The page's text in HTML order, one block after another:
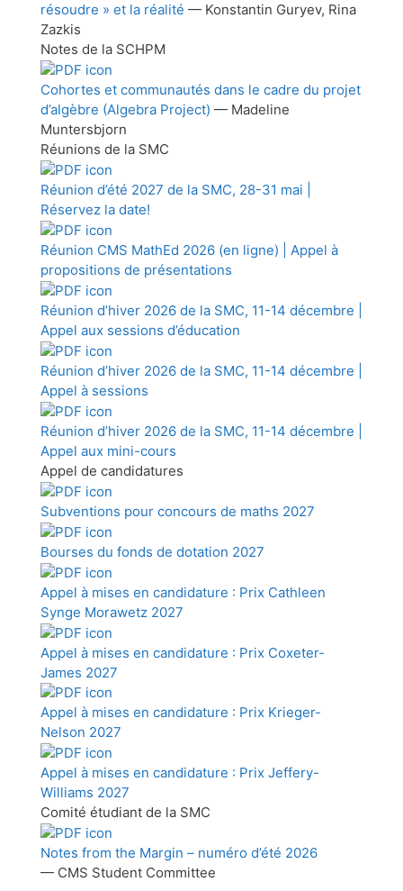
résoudre » et la réalité — Konstantin Guryev, Rina
Zazkis
Notes de la SCHPM
Cohortes et communautés dans le cadre du projet
d’algèbre (Algebra Project) — Madeline
Muntersbjorn
Réunions de la SMC
Réunion d’été 2027 de la SMC, 28-31 mai |
Réservez la date!
Réunion CMS MathEd 2026 (en ligne) | Appel à
propositions de présentations
Réunion d’hiver 2026 de la SMC, 11-14 décembre |
Appel aux sessions d’éducation
Réunion d’hiver 2026 de la SMC, 11-14 décembre |
Appel à sessions
Réunion d’hiver 2026 de la SMC, 11-14 décembre |
Appel aux mini-cours
Appel de candidatures
Subventions pour concours de maths 2027
Bourses du fonds de dotation 2027
Appel à mises en candidature : Prix Cathleen
Synge Morawetz 2027
Appel à mises en candidature : Prix Coxeter-
James 2027
Appel à mises en candidature : Prix Krieger-
Nelson 2027
Appel à mises en candidature : Prix Jeffery-
Williams 2027
Comité étudiant de la SMC
Notes from the Margin – numéro d’été 2026
— CMS Student Committee